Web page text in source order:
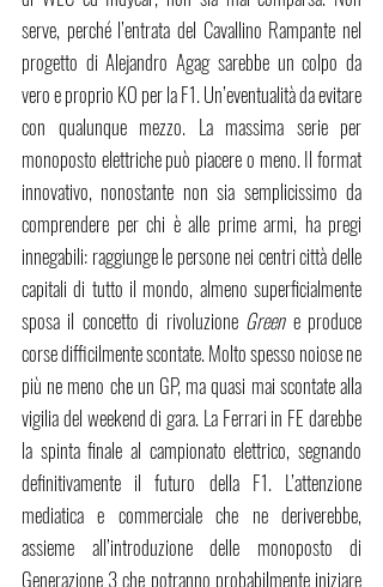
serve, perché l’entrata del Cavallino Rampante nel
progetto di Alejandro Agag sarebbe un colpo da
vero e proprio KO per la F1. Un’eventualità da evitare
con qualunque mezzo. La massima serie per
monoposto elettriche può piacere o meno. Il format
innovativo, nonostante non sia semplicissimo da
comprendere per chi è alle prime armi, ha pregi
innegabili: raggiunge le persone nei centri città delle
capitali di tutto il mondo, almeno superficialmente
sposa il concetto di rivoluzione Green e produce
corse difficilmente scontate. Molto spesso noiose ne
più ne meno che un GP, ma quasi mai scontate alla
vigilia del weekend di gara. La Ferrari in FE darebbe
la spinta finale al campionato elettrico, segnando
definitivamente il futuro della F1. L’attenzione
mediatica e commerciale che ne deriverebbe,
assieme all’introduzione delle monoposto di
Generazione 3 che potranno probabilmente iniziare